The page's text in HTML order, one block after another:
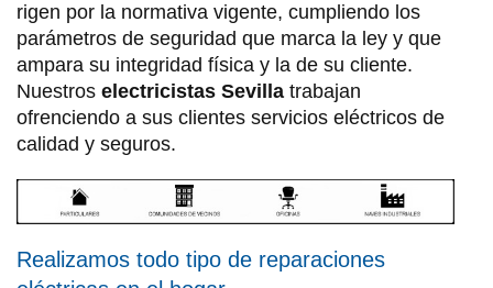
rigen por la normativa vigente, cumpliendo los
parámetros de seguridad que marca la ley y que
ampara su integridad física y la de su cliente.
Nuestros electricistas Sevilla trabajan
ofrenciendo a sus clientes servicios eléctricos de
calidad y seguros.
Realizamos todo tipo de reparaciones